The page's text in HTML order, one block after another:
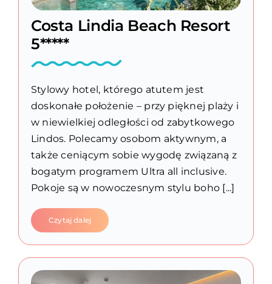
Costa Lindia Beach Resort
5*****
Stylowy hotel, którego atutem jest
doskonałe położenie – przy pięknej plaży i
w niewielkiej odległości od zabytkowego
Lindos. Polecamy osobom aktywnym, a
także ceniącym sobie wygodę związaną z
bogatym programem Ultra all inclusive.
Pokoje są w nowoczesnym stylu boho [...]
Czytaj dalej